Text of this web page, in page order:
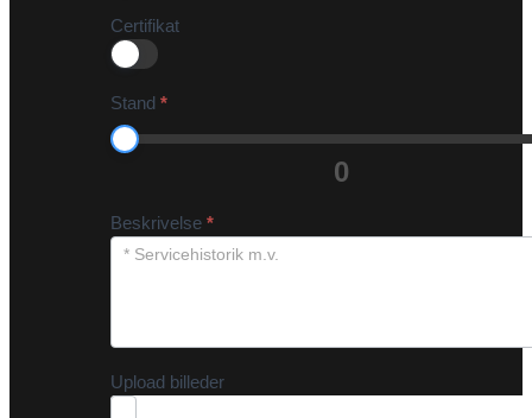
Certifikat
Stand *
0
Beskrivelse *
Upload billeder